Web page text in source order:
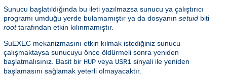
Sunucu başlatıldığında bu ileti yazılmazsa sunucu ya çalıştırıcı
programı umduğu yerde bulamamıştır ya da dosyanın setuid biti
roottarafından etkin kılınmamıştır.
SuEXEC mekanizmasını etkin kılmak istediğiniz sunucu
çalışmaktaysa sunucuyu önce öldürmeli sonra yeniden
başlatmalısınız. Basit bir HUP veya USR1 sinyali ile yeniden
başlamasını sağlamak yeterli olmayacaktır.